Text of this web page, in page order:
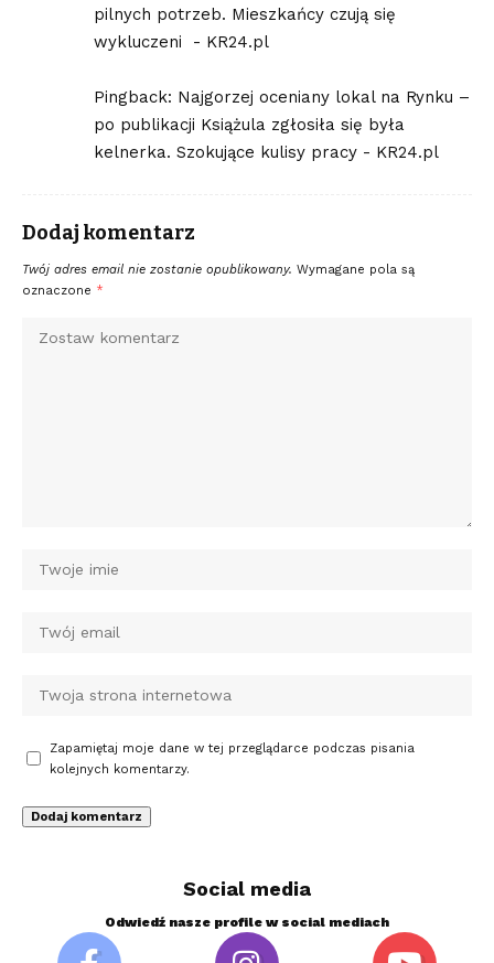
pilnych potrzeb. Mieszkańcy czują się
wykluczeni - KR24.pl
Pingback: Najgorzej oceniany lokal na Rynku –
po publikacji Książula zgłosiła się była
kelnerka. Szokujące kulisy pracy - KR24.pl
Dodaj komentarz
Twój adres email nie zostanie opublikowany. Wymagane pola są
oznaczone *
Zapamiętaj moje dane w tej przeglądarce podczas pisania
kolejnych komentarzy.
Social media
Odwiedź nasze profile w social mediach